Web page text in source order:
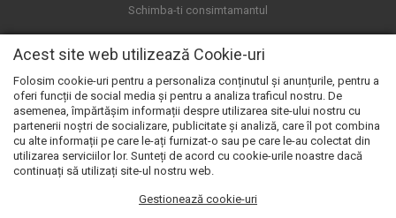
Schimba-ti consimtamantul
Acest site web utilizează Cookie-uri
Folosim cookie-uri pentru a personaliza conținutul și anunțurile, pentru a
oferi funcții de social media și pentru a analiza traficul nostru. De
asemenea, împărtășim informații despre utilizarea site-ului nostru cu
partenerii noștri de socializare, publicitate și analiză, care îl pot combina
cu alte informații pe care le-ați furnizat-o sau pe care le-au colectat din
utilizarea serviciilor lor. Sunteți de acord cu cookie-urile noastre dacă
continuați să utilizați site-ul nostru web.
Gestionează cookie-uri